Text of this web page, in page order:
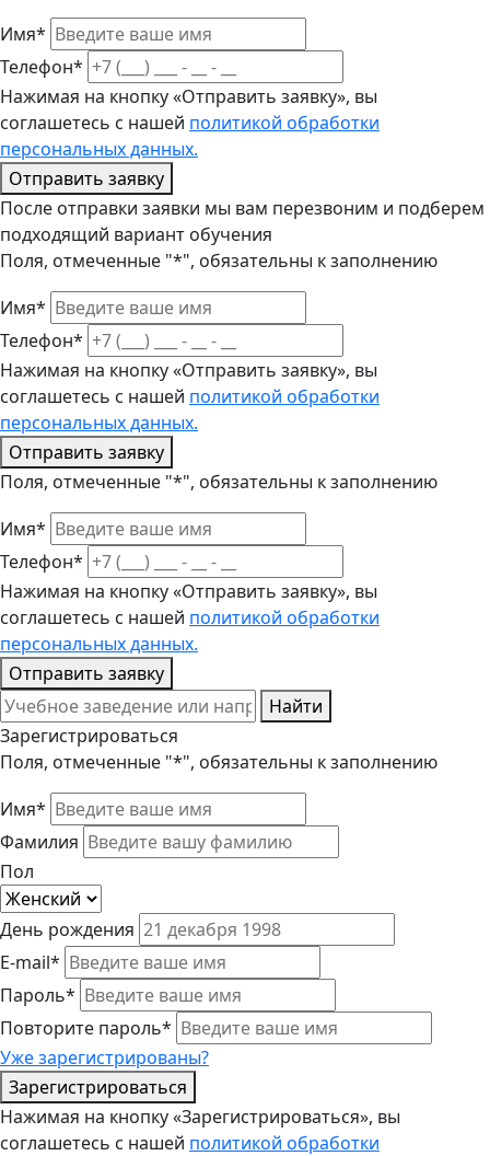
Имя*
Телефон*
Нажимая на кнопку «Отправить заявку», вы
соглашетесь с нашей политикой обработки
персональных данных.
Отправить заявку
После отправки заявки мы вам перезвоним и подберем
подходящий вариант обучения
Поля, отмеченные "*", обязательны к заполнению
Имя*
Телефон*
Нажимая на кнопку «Отправить заявку», вы
соглашетесь с нашей политикой обработки
персональных данных.
Отправить заявку
Поля, отмеченные "*", обязательны к заполнению
Имя*
Телефон*
Нажимая на кнопку «Отправить заявку», вы
соглашетесь с нашей политикой обработки
персональных данных.
Отправить заявку
Найти
Зарегистрироваться
Поля, отмеченные "*", обязательны к заполнению
Имя*
Фамилия
Пол
День рождения
E-mail*
Пароль*
Повторите пароль*
Уже зарегистрированы?
Зарегистрироваться
Нажимая на кнопку «Зарегистрироваться», вы
соглашетесь с нашей политикой обработки